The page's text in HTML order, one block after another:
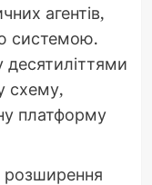
агентів,
системою.
схему,
платформу
розширення